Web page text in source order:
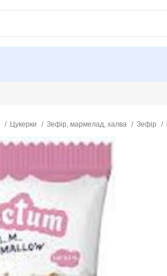
Цукерки Зефір, мармелад, халва Зефір